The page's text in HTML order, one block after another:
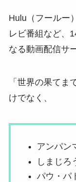
Hulu（フールー
レビ番組など、
なる動画配信サ
「世界の果てま
けでなく、
アンパン
しまじろ
パウ・パ